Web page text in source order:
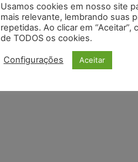
Usamos cookies em nosso site
mais relevante, lembrando suas
repetidas. Ao clicar em “Aceitar”,
de TODOS os cookies.
Configurações Aceitar